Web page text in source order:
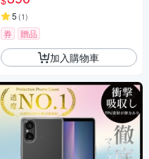
5 (1)
券 贈品
加入購物車